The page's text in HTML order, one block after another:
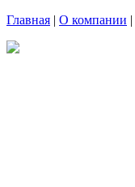
Главная | О компании |